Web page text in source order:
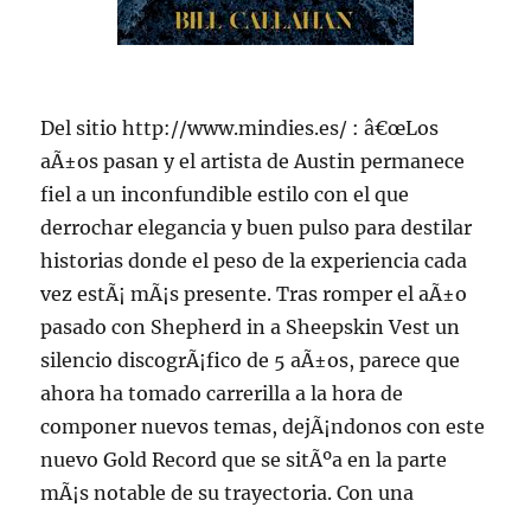
Del sitio http://www.mindies.es/ : â€œLos
aÃ±os pasan y el artista de Austin permanece
fiel a un inconfundible estilo con el que
derrochar elegancia y buen pulso para destilar
historias donde el peso de la experiencia cada
vez estÃ¡ mÃ¡s presente. Tras romper el aÃ±o
pasado con Shepherd in a Sheepskin Vest un
silencio discogrÃ¡fico de 5 aÃ±os, parece que
ahora ha tomado carrerilla a la hora de
componer nuevos temas, dejÃ¡ndonos con este
nuevo Gold Record que se sitÃºa en la parte
mÃ¡s notable de su trayectoria. Con una